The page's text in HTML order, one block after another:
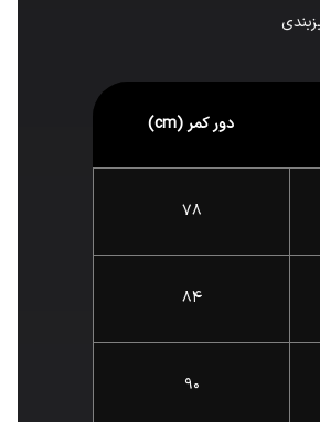
دور کمر (cm)
78
84
90